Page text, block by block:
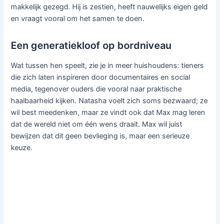
makkelijk gezegd. Hij is zestien, heeft nauwelijks eigen geld
en vraagt vooral om het samen te doen.
Een generatiekloof op bordniveau
Wat tussen hen speelt, zie je in meer huishoudens: tieners
die zich laten inspireren door documentaires en social
media, tegenover ouders die vooral naar praktische
haalbaarheid kijken. Natasha voelt zich soms bezwaard; ze
wil best meedenken, maar ze vindt ook dat Max mag leren
dat de wereld niet om één wens draait. Max wil juist
bewijzen dat dit geen bevlieging is, maar een serieuze
keuze.